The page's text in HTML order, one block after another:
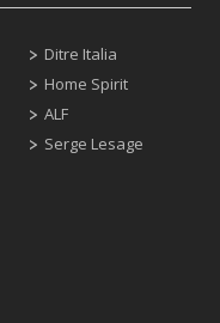
Ditre Italia
Home Spirit
ALF
Serge Lesage